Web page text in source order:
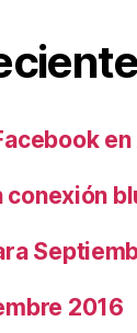
conexión
2016